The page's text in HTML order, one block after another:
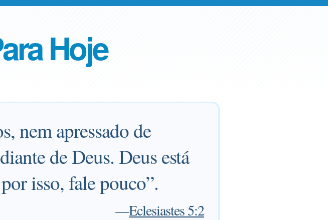
Hoje
nem apressado de
de Deus. Deus está
isso, fale pouco”.
—Eclesiastes 5:2